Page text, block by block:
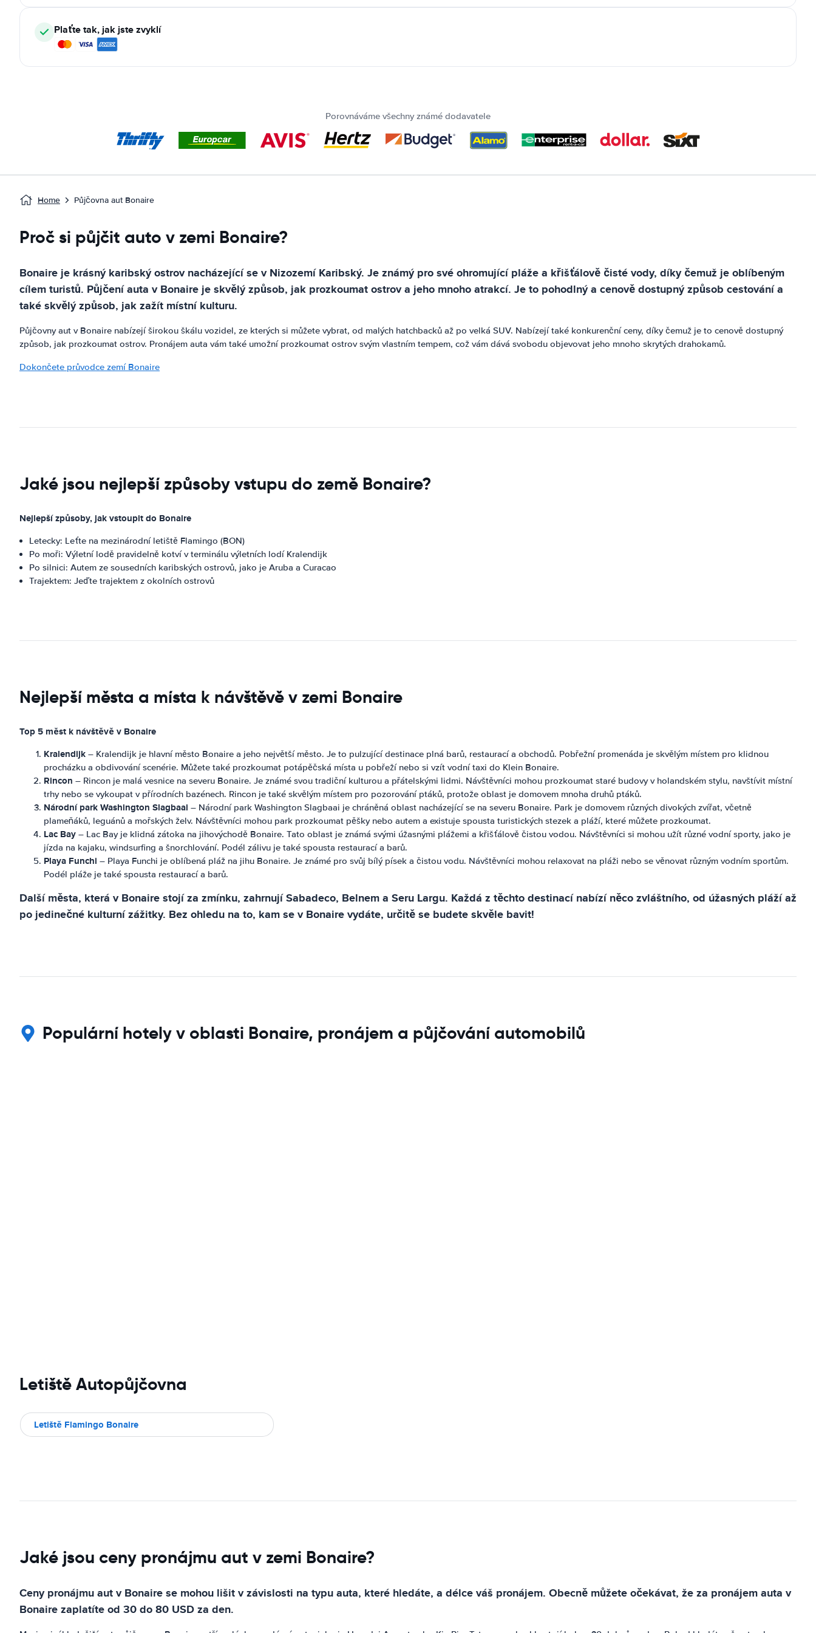
Plaťte tak, jak jste zvyklí
Porovnáváme všechny známé dodavatele
Home Půjčovna aut Bonaire
Proč si půjčit auto v zemi Bonaire?
Bonaire je krásný karibský ostrov nacházející se v Nizozemí Karibský. Je známý pro své ohromující pláže a křišťálově čisté vody, díky čemuž je oblíbeným
cílem turistů. Půjčení auta v Bonaire je skvělý způsob, jak prozkoumat ostrov a jeho mnoho atrakcí. Je to pohodlný a cenově dostupný způsob cestování a
také skvělý způsob, jak zažít místní kulturu.
Půjčovny aut v Bonaire nabízejí širokou škálu vozidel, ze kterých si můžete vybrat, od malých hatchbacků až po velká SUV. Nabízejí také konkurenční ceny, díky čemuž je to cenově dostupný
způsob, jak prozkoumat ostrov. Pronájem auta vám také umožní prozkoumat ostrov svým vlastním tempem, což vám dává svobodu objevovat jeho mnoho skrytých drahokamů.
Dokončete průvodce zemí Bonaire
Jaké jsou nejlepší způsoby vstupu do země Bonaire?
Nejlepší způsoby, jak vstoupit do Bonaire
Letecky: Leťte na mezinárodní letiště Flamingo (BON)
Po moři: Výletní lodě pravidelně kotví v terminálu výletních lodí Kralendijk
Po silnici: Autem ze sousedních karibských ostrovů, jako je Aruba a Curacao
Trajektem: Jeďte trajektem z okolních ostrovů
Nejlepší města a místa k návštěvě v zemi Bonaire
Top 5 měst k návštěvě v Bonaire
Kralendijk – Kralendijk je hlavní město Bonaire a jeho největší město. Je to pulzující destinace plná barů, restaurací a obchodů. Pobřežní promenáda je skvělým místem pro klidnou
procházku a obdivování scenérie. Můžete také prozkoumat potápěčská místa u pobřeží nebo si vzít vodní taxi do Klein Bonaire.
Rincon – Rincon je malá vesnice na severu Bonaire. Je známé svou tradiční kulturou a přátelskými lidmi. Návštěvníci mohou prozkoumat staré budovy v holandském stylu, navštívit místní
trhy nebo se vykoupat v přírodních bazénech. Rincon je také skvělým místem pro pozorování ptáků, protože oblast je domovem mnoha druhů ptáků.
Národní park Washington Slagbaai – Národní park Washington Slagbaai je chráněná oblast nacházející se na severu Bonaire. Park je domovem různých divokých zvířat, včetně
plameňáků, leguánů a mořských želv. Návštěvníci mohou park prozkoumat pěšky nebo autem a existuje spousta turistických stezek a pláží, které můžete prozkoumat.
Lac Bay – Lac Bay je klidná zátoka na jihovýchodě Bonaire. Tato oblast je známá svými úžasnými plážemi a křišťálově čistou vodou. Návštěvníci si mohou užít různé vodní sporty, jako je
jízda na kajaku, windsurfing a šnorchlování. Podél zálivu je také spousta restaurací a barů.
Playa Funchi – Playa Funchi je oblíbená pláž na jihu Bonaire. Je známé pro svůj bílý písek a čistou vodu. Návštěvníci mohou relaxovat na pláži nebo se věnovat různým vodním sportům.
Podél pláže je také spousta restaurací a barů.
Další města, která v Bonaire stojí za zmínku, zahrnují Sabadeco, Belnem a Seru Largu. Každá z těchto destinací nabízí něco zvláštního, od úžasných pláží až
po jedinečné kulturní zážitky. Bez ohledu na to, kam se v Bonaire vydáte, určitě se budete skvěle bavit!
Populární hotely v oblasti Bonaire, pronájem a půjčování automobilů
Letiště Autopůjčovna
Letiště Flamingo Bonaire
Jaké jsou ceny pronájmu aut v zemi Bonaire?
Ceny pronájmu aut v Bonaire se mohou lišit v závislosti na typu auta, které hledáte, a délce váš pronájem. Obecně můžete očekávat, že za pronájem auta v
Bonaire zaplatíte od 30 do 80 USD za den.